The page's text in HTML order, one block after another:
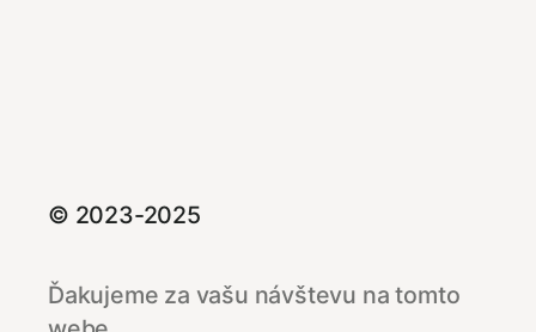
© 2023-2025
Ďakujeme za vašu návštevu na tomto